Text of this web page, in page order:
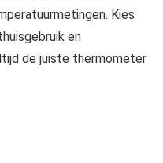
Kies
en
de juiste thermometer